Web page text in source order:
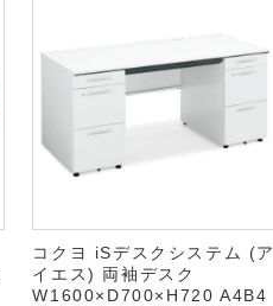
コクヨ iSデスクシステム (ア
イエス) 両袖デスク
W1600×D700×H720 A4B4